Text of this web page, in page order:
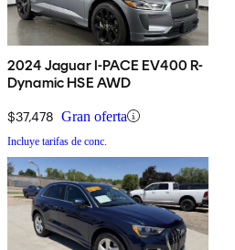
2024 Jaguar I-PACE EV400 R-
Dynamic HSE AWD
$37,478 Gran oferta
Incluye tarifas de conc.